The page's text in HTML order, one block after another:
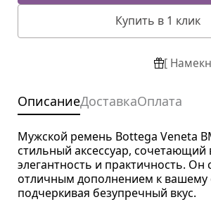
Купить в 1 клик
[
ОписаниеДоставкаОплата
Мужской ремень Bottega Veneta
стильный аксессуар, сочетающий
элегантность и практичность. Он
отличным дополнением к вашему
подчеркивая безупречный вкус.